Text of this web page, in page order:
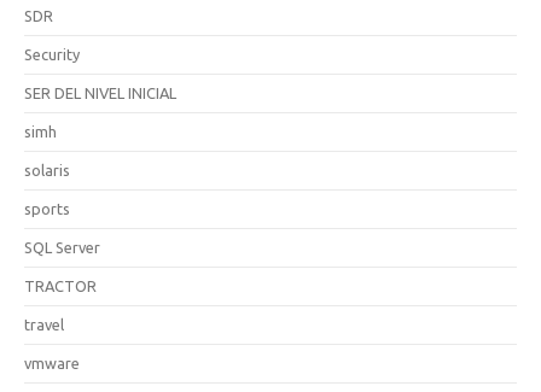
SDR
Security
SER DEL NIVEL INICIAL
simh
solaris
sports
SQL Server
TRACTOR
travel
vmware